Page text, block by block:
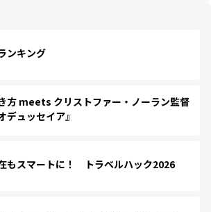
ンキング
方 meets クリストファー・ノーラン監督
デュッセイア』
もスマートに！ トラベルハック2026